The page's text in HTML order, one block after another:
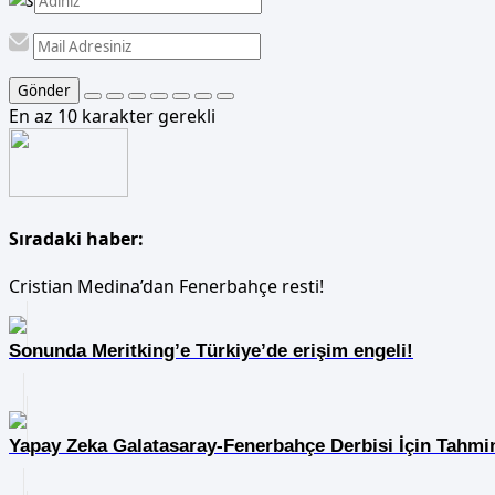
Gönder
En az 10 karakter gerekli
Sıradaki haber:
Cristian Medina’dan Fenerbahçe resti!
Sonunda Meritking’e Türkiye’de erişim engeli!
Yapay Zeka Galatasaray-Fenerbahçe Derbisi İçin